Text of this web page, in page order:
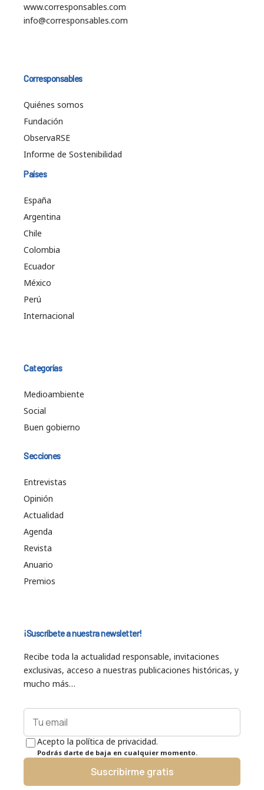
www.corresponsables.com
info@corresponsables.com
Corresponsables
Quiénes somos
Fundación
ObservaRSE
Informe de Sostenibilidad
Países
España
Argentina
Chile
Colombia
Ecuador
México
Perú
Internacional
Categorías
Medioambiente
Social
Buen gobierno
Secciones
Entrevistas
Opinión
Actualidad
Agenda
Revista
Anuario
Premios
¡Suscríbete a nuestra newsletter!
Recibe toda la actualidad responsable, invitaciones
exclusivas, acceso a nuestras publicaciones históricas, y
mucho más…
Acepto la política de privacidad.
Podrás darte de baja en cualquier momento.
Suscribirme gratis